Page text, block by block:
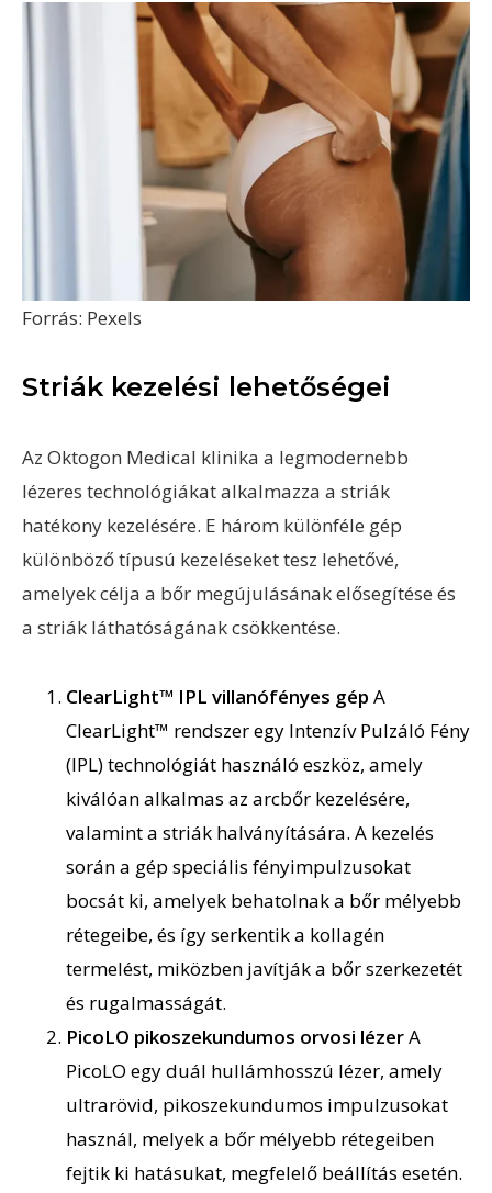
Forrás: Pexels
Striák kezelési lehetőségei
Az Oktogon Medical klinika a legmodernebb
lézeres technológiákat alkalmazza a striák
hatékony kezelésére. E három különféle gép
különböző típusú kezeléseket tesz lehetővé,
amelyek célja a bőr megújulásának elősegítése és
a striák láthatóságának csökkentése.
ClearLight™ IPL villanófényes gép A
ClearLight™ rendszer egy Intenzív Pulzáló Fény
(IPL) technológiát használó eszköz, amely
kiválóan alkalmas az arcbőr kezelésére,
valamint a striák halványítására. A kezelés
során a gép speciális fényimpulzusokat
bocsát ki, amelyek behatolnak a bőr mélyebb
rétegeibe, és így serkentik a kollagén
termelést, miközben javítják a bőr szerkezetét
és rugalmasságát.
PicoLO pikoszekundumos orvosi lézerA
PicoLO egy duál hullámhosszú lézer, amely
ultrarövid, pikoszekundumos impulzusokat
használ, melyeka bőr mélyebb rétegeiben
fejtik ki hatásukat, megfelelő beállítás esetén.